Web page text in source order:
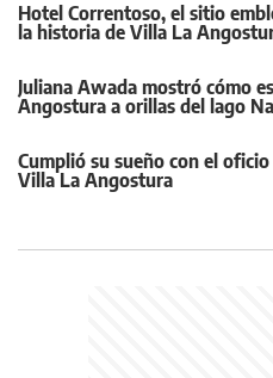
Hotel Correntoso, el sitio
la historia de Villa La
Juliana Awada mostró cómo
Angostura a orillas del lago
Cumplió su sueño con el
Villa La Angostura